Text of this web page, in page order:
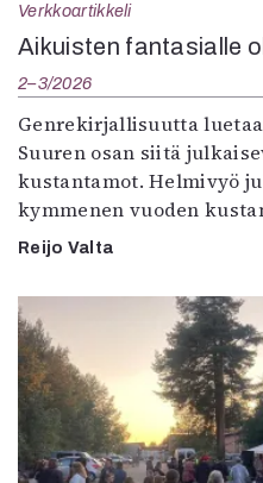
Verkkoartikkeli
Aikuisten fantasialle
2–3/2026
Genrekirjallisuutta
Suuren osan siitä
kustantamot. Helmivyö
kymmenen vuoden
Reijo Valta